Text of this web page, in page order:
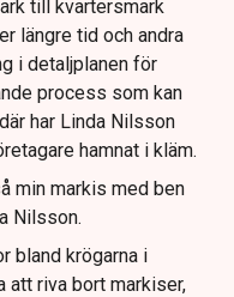
till kvartersmark
längre tid och andra
i detaljplanen för
process som kan
har Linda Nilsson
hamnat i kläm.
min markis med ben
Nilsson.
bland krögarna i
att riva bort markiser,